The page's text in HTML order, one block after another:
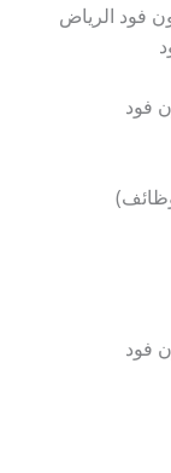
فود الرياض
فود
فود